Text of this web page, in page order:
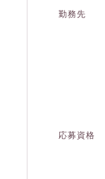
勤務先
応募資格